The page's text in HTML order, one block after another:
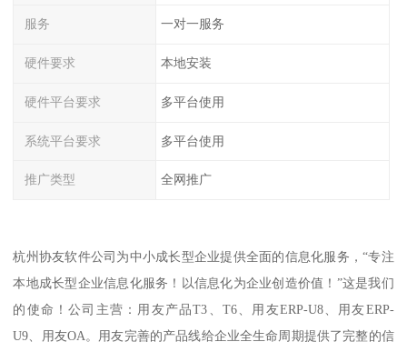
服务 一对一服务
硬件要求 本地安装
硬件平台要求 多平台使用
系统平台要求 多平台使用
推广类型 全网推广
杭州协友软件公司为中小成长型企业提供全面的信息化服务，“专注
本地成长型企业信息化服务！以信息化为企业创造价值！”这是我们
的使命！公司主营：用友产品T3、T6、用友ERP-U8、用友ERP-
U9、用友OA。用友完善的产品线给企业全生命周期提供了完整的信